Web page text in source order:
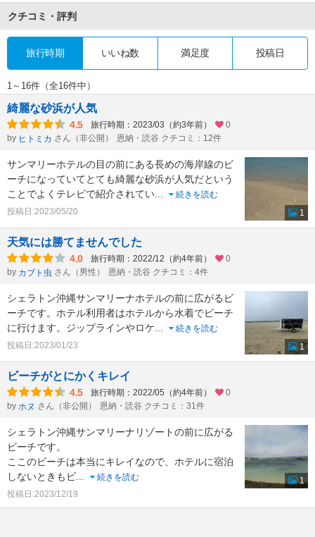
クチコミ・評判
旅行時期 いいね数 満足度 投稿日
1～16件（全16件中）
綺麗な砂浜が人気
4.5 旅行時期：2023/03（約3年前）
0
by ヒトミカ さん（非公開） 恩納・読谷 クチコミ：12件
サンマリーホテルの目の前にある長めの海岸線のビ
ーチになっていてとても綺麗な砂浜が人気だという
ことでよくテレビで紹介されてい...
続きを読む
投稿日:2023/05/20
1
天気には勝てませんでした
4.0 旅行時期：2022/12（約4年前）
0
by カブト虫 さん（男性） 恩納・読谷 クチコミ：4件
シェラトン沖縄サンマリーナホテルの前に広がるビ
ーチです。ホテル利用者はホテルから水着でビーチ
に行けます。ジップラインやロケ...
続きを読む
投稿日:2023/01/23
1
ビーチがとにかくキレイ
4.5 旅行時期：2022/05（約4年前）
0
by ホヌ さん（非公開） 恩納・読谷 クチコミ：31件
シェラトン沖縄サンマリーナリゾートの前に広がる
ビーチです。
ここのビーチは本当にキレイなので、ホテルに宿泊
しないときもビ...
続きを読む
投稿日:2023/12/19
1